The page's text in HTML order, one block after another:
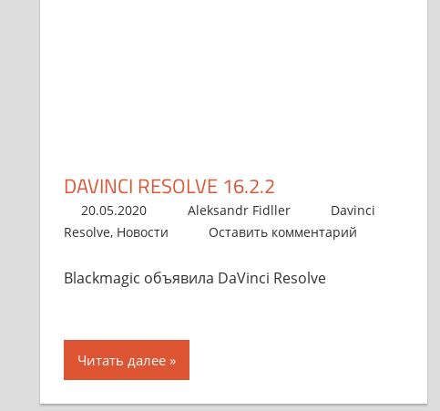
DAVINCI RESOLVE 16.2.2
20.05.2020 Aleksandr Fidller
Davinci
Resolve, Новости Оставить комментарий
Blackmagic объявила DaVinci Resolve
Читать далее